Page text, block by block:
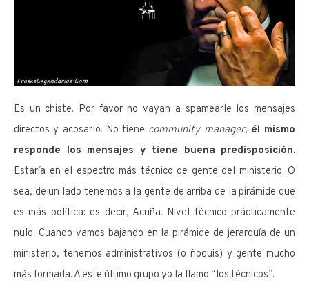
Es un chiste. Por favor no vayan a spamearle los mensajes
directos y acosarlo. No tiene community manager, él mismo
responde los mensajes y tiene buena predisposición.
Estaría en el espectro más técnico de gente del ministerio. O
sea, de un lado tenemos a la gente de arriba de la pirámide que
es más política: es decir, Acuña. Nivel técnico prácticamente
nulo. Cuando vamos bajando en la pirámide de jerarquía de un
ministerio, tenemos administrativos (o ñoquis) y gente mucho
más formada. A este último grupo yo la llamo “los técnicos”.